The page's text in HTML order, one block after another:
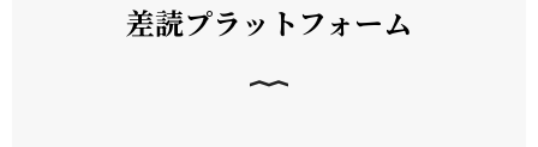
差読プラットフォーム